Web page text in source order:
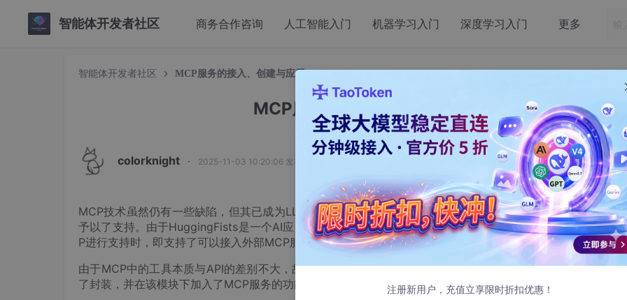
智能体开发者社区 商务合作咨询 人工智能入门 机器学习入门 深度学习入门 更多
智能体开发者社区 MCP服务的接入、创建与应用
MCP服务的接入、创建与应用
colorknight · 2025-11-03 10:20:06 发布
MCP技术虽然仍有一些缺陷，但其已成为LLM与工具交互的事实标准。因此，HuggingFists也在系统中对
予以了支持。由于HuggingFists是一个AI应用开发平台，即可以使用外部的能力又可以对外发布能力。所以在
P进行支持时，即支持了可以接入外部MCP服务器的能力，又支持了可以对外曝露MCP服务的能力。
由于MCP中的工具本质与API的差别不大，故而我们改造了HuggingFists的数据服务模块，将API接口能力重
了封装，并在该模块下加入了MCP服务的功能。
注册新用户，充值立享限时折扣优惠！